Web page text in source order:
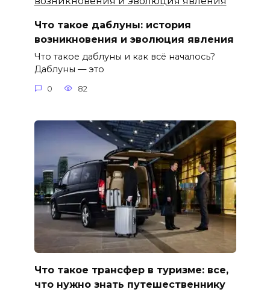
Что такое даблуны: история
возникновения и эволюция явления
Что такое даблуны и как всё началось?
Даблуны — это
0 82
Что такое трансфер в туризме: все,
что нужно знать путешественнику